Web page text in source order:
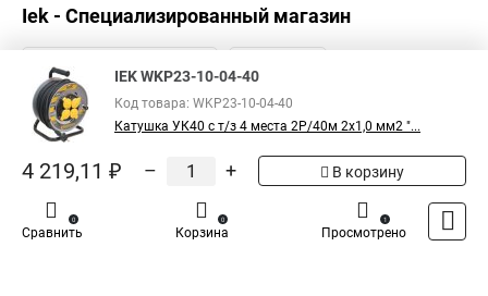
Iek - Специализированный магазин
IEK WKP23-10-04-40
Код товара: WKP23-10-04-40
Катушка УК40 с т/з 4 места 2Р/40м 2х1,0 мм2 "...
4 219,11 ₽ – + В корзину
Сравнить
0
Корзина
0
Просмотрено
1